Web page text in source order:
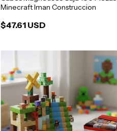
Minecraft Iman Construccion
$47.61 USD